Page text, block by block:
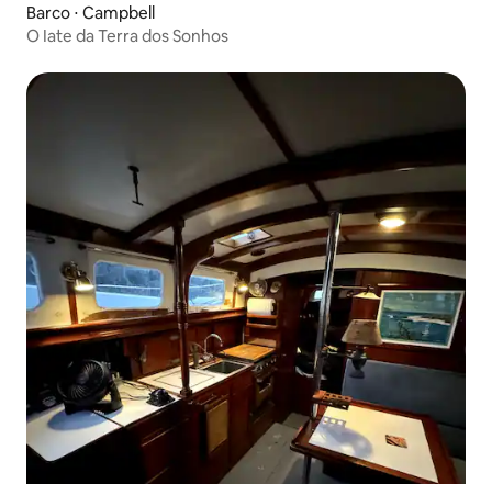
Barco ⋅ Campbell
O Iate da Terra dos Sonhos